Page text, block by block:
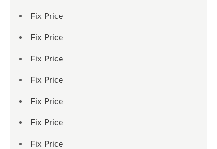
Fix Price
Fix Price
Fix Price
Fix Price
Fix Price
Fix Price
Fix Price